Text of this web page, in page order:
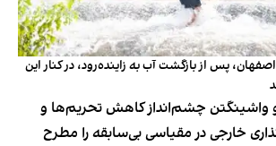
پس از بازگشت آب به زاینده‌رود، در کنار این
واشینگتن چشم‌انداز کاهش تحریم‌ها و
خارجی در مقیاسی بی‌سابقه را مطرح